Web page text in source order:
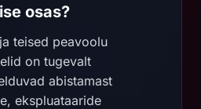
osas?
teised peavoolu
on tugevalt
abistamast
ekspluataaride